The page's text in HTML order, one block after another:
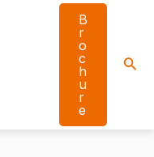
B
r
o
c
h
u
r
e